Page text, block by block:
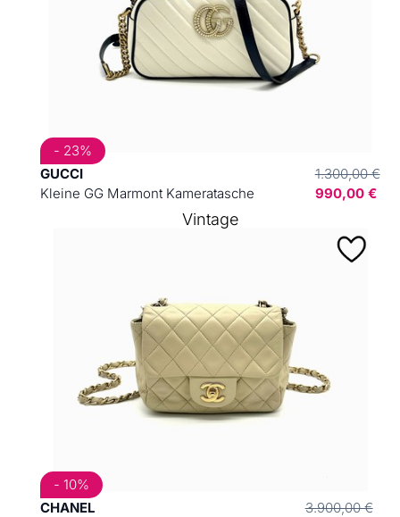
GUCCI
Kleine GG Marmont Kameratasche
1.300,00 €
990,00 €
- 23%
CHANEL
3.900,00 €
- 10%
Vintage